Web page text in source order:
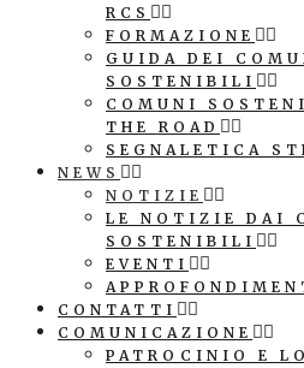
RCS
FORMAZIONE
GUIDA DEI
SOSTENIBILI
COMUNI
THE ROAD
SEGNALETICA
NEWS
NOTIZIE
LE NOTIZIE DAI
SOSTENIBILI
EVENTI
CONTATTI
COMUNICAZIONE
PATROCINIO E